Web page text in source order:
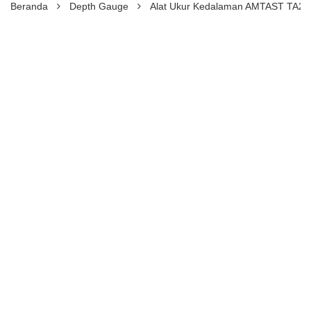
Beranda Depth Gauge Alat Ukur Kedalaman AMTAST